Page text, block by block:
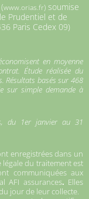
www.orias.fr)soumise
Prudentiel et de
Paris Cedex 09)
en moyenne
Étude réalisée du
Résultats basés sur 468
sur simple demande à
du 1er janvier au 31
enregistrées dans un
légale du traitement est
communiquées aux
AFI assurances. Elles
jour de leur collecte.